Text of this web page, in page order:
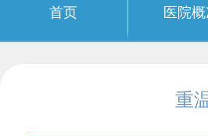
首页 医院
重